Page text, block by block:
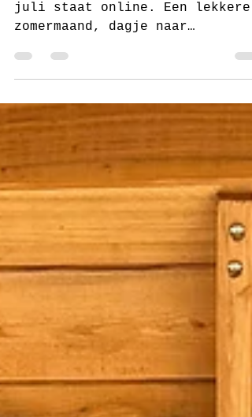
Een nieuw maandvlog De vlog van
juli staat online. Een lekkere
zomermaand, dagje naar
heerlijke vakantie in Gran
Canaria, kringloop gelukjes,
onderbroeken en badpak tips,
veel boekentips, geweldige
jurkjes van Lissano, een nieuw
dekbedovertrek, nieuws over de
nieuwe collectie armbanden en
sneak peeks van het nieuwe
En natuurlijk nog veel meer.
Veel kijkplezier! Klik
om naar de maandvlog van juli
2026 van